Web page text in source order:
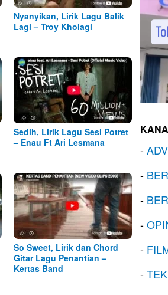
Nyanyikan, Lirik Lagu Balik
Lagi – Troy Kholagi
Sedih, Lirik Lagu Sesi Potret
– Enau Ft Ari Lesmana
So Sweet, Lirik dan Chord
Gitar Lagu Penantian –
Kertas Band
-
-
-
-
-
-